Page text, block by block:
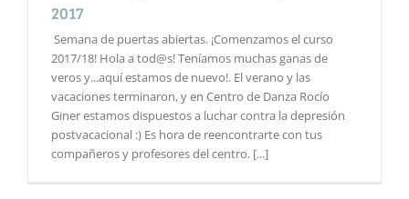
2017
Semana de puertas abiertas. ¡Comenzamos el curso
2017/18! Hola a tod@s! Teníamos muchas ganas de
veros y...aquí estamos de nuevo!. El verano y las
vacaciones terminaron, y en Centro de Danza Rocío
Giner estamos dispuestos a luchar contra la depresión
postvacacional :) Es hora de reencontrarte con tus
compañeros y profesores del centro. [...]